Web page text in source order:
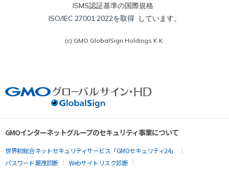
ISMS認証基準の国際規格
ISO/IEC 27001:2022を取得しています。
(c) GMO GlobalSign Holdings K.K.
GMOインターネットグループのセキュリティ事業について
世界初総合ネットセキュリティサービス「GMOセキュリティ24」
パスワード漏洩診断
Webサイトリスク診断